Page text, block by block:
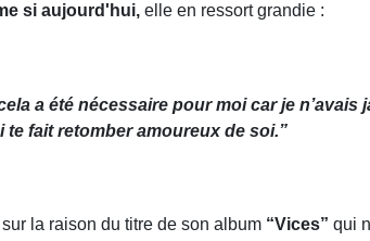
si aujourd'hui, elle en ressort grandie :
a été nécessaire pour moi car je
fait retomber amoureux de soi.”
la raison du titre de son album “Vices” qui